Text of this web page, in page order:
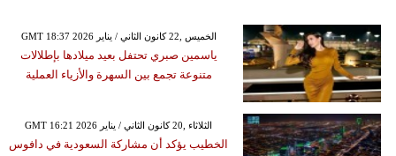
GMT 18:37 2026 الخميس ,22 كانون الثاني / يناير
ياسمين صبري تحتفل بعيد ميلادها بإطلالات
متنوعة تجمع بين السهرة والأزياء العملية
GMT 16:21 2026 الثلاثاء ,20 كانون الثاني / يناير
الخطيب يؤكد أن مشاركة السعودية في دافوس